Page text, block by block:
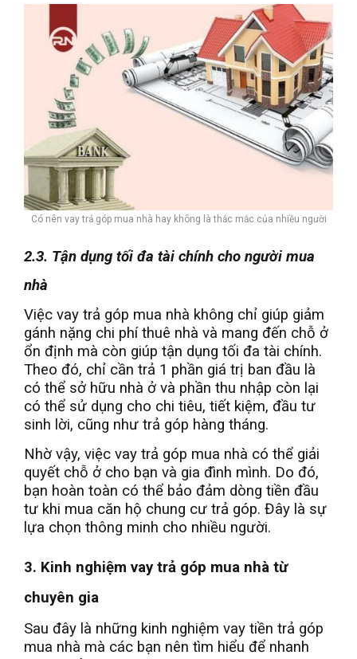
Có nên vay trả góp mua nhà hay không là thắc mắc của nhiều người
2.3. Tận dụng tối đa tài chính cho người mua
nhà
Việc vay trả góp mua nhà không chỉ giúp giảm
gánh nặng chi phí thuê nhà và mang đến chỗ ở
ổn định mà còn giúp tận dụng tối đa tài chính.
Theo đó, chỉ cần trả 1 phần giá trị ban đầu là
có thể sở hữu nhà ở và phần thu nhập còn lại
có thể sử dụng cho chi tiêu, tiết kiệm, đầu tư
sinh lời, cũng như trả góp hàng tháng.
Nhờ vậy, việc vay trả góp mua nhà có thể giải
quyết chỗ ở cho bạn và gia đình mình. Do đó,
bạn hoàn toàn có thể bảo đảm dòng tiền đầu
tư khi mua căn hộ chung cư trả góp. Đây là sự
lựa chọn thông minh cho nhiều người.
3. Kinh nghiệm vay trả góp mua nhà từ
chuyên gia
Sau đây là những kinh nghiệm vay tiền trả góp
mua nhà mà các bạn nên tìm hiểu để nhanh